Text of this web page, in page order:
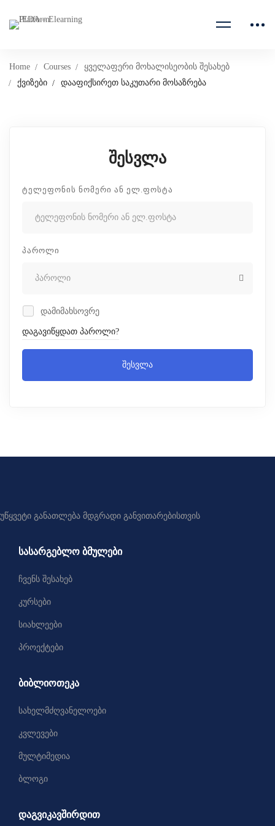
Home Courses
ყველაფერი მოხალისეობის შესახებ
ქვიზები
დააფიქსირეთ საკუთარი მოსაზრება
შესვლა
ᲢᲔᲚᲔᲤᲝᲜᲘᲡ ᲜᲝᲛᲔᲠᲘ ᲐᲜ ᲔᲚ.ᲤᲝᲡᲢᲐ
ᲞᲐᲠᲝᲚᲘ
დამიმახსოვრე
დაგავიწყდათ პაროლი?
შესვლა
უწყვეტი განათლება მდგრადი განვითარებისთვის
სასარგებლო ბმულები
ჩვენს შესახებ
კურსები
სიახლეები
პროექტები
ბიბლიოთეკა
სახელმძღვანელოები
კვლევები
მულტიმედია
ბლოგი
დაგვიკავშირდით